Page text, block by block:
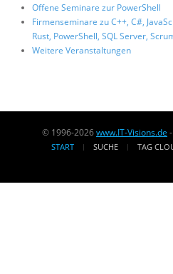
Offene Seminare zur PowerShell
Firmenseminare zu C++, C#,
Rust, PowerShell, SQL Server,
Weitere Veranstaltungen
© 1996-2026www.IT-Visions.de -
START SUCHE TAG